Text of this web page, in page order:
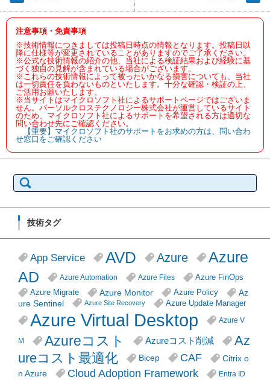
注意事項・免責事項
※技術情報につきましては投稿日時点の情報となります。投稿日以
降に仕様等が変更されていることがありますのでご了承ください。
※公式な技術情報の紹介の他、当社による検証結果および経験に基
づく独自の見解が含まれている場合がございます。
※これらの技術情報によって被ったいかなる損害についても、当社
は一切責任を負わないものといたします。十分な確認・検証の上、
ご活用お願いたします。
※当サイトはマイクロソフト社によるサポートページではございま
せん。パーソルクロステクノロジー株式会社が運営しているサイト
のため、マイクロソフト社によるサポートを希望される方は適切な
問い合わせ先にご確認ください。
【重要】マイクロソフト社のサポートをお求めの方は、問い合わ
せ窓口をご確認ください
索:
技術タグ
App Service AVD Azure
Azure
AD
Azure Automation Azure Files
Azure FinOps
Azure Migrate
Azure Monitor Azure Policy
Az
ure Sentinel
Azure Site Recovery Azure Update Manager
Azure Virtual Desktop Azure V
M Azureコスト Azureコスト削減
Az
ureコスト最適化
Bicep CAF
Citrix o
n Azure
Cloud Adoption Framework
Entra ID